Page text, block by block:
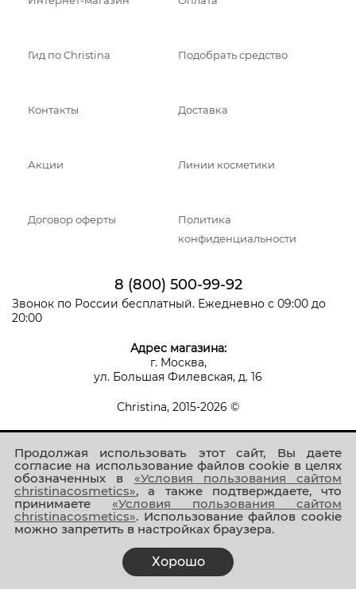
Продолжая использовать этот сайт, Вы даете
согласие на использование файлов cookie в целях
обозначенных в «Условия пользования сайтом
christinacosmetics», а также подтверждаете, что
принимаете «Условия пользования сайтом
christinacosmetics». Использование файлов cookie
можно запретить в настройках браузера.
Хорошо
Гид по Christina Подобрать средство
Контакты Доставка
Акции Линии косметики
Договор оферты
Политика
конфиденциальности
8 (800) 500-99-92
Звонок по России бесплатный. Ежедневно с 09:00 до
20:00
Адрес магазина:
г. Москва,
ул. Большая Филевская, д. 16
Christina, 2015-2026 ©
Присоединяйтесь к нам!